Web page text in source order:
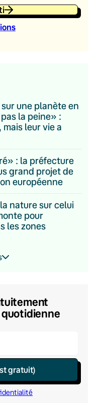
s
sur une planète en
la peine» :
leur vie a
: la préfecture
grand projet de
européenne
nature sur celui
pour
les zones
gratuit)